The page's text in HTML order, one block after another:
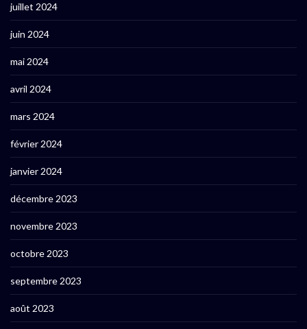
juillet 2024
juin 2024
mai 2024
avril 2024
mars 2024
février 2024
janvier 2024
décembre 2023
novembre 2023
octobre 2023
septembre 2023
août 2023